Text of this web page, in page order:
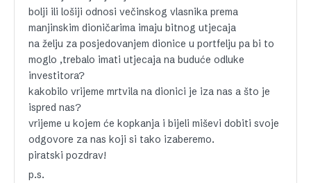
bolji ili lošiji odnosi večinskog vlasnika prema
manjinskim dioničarima imaju bitnog utjecaja
na želju za posjedovanjem dionice u portfelju pa bi to
moglo ,trebalo imati utjecaja na buduće odluke
investitora?
kakobilo vrijeme mrtvila na dionici je iza nas a što je
ispred nas?
vrijeme u kojem će kopkanja i bijeli miševi dobiti svoje
odgovore za nas koji si tako izaberemo.
piratski pozdrav!
p.s.